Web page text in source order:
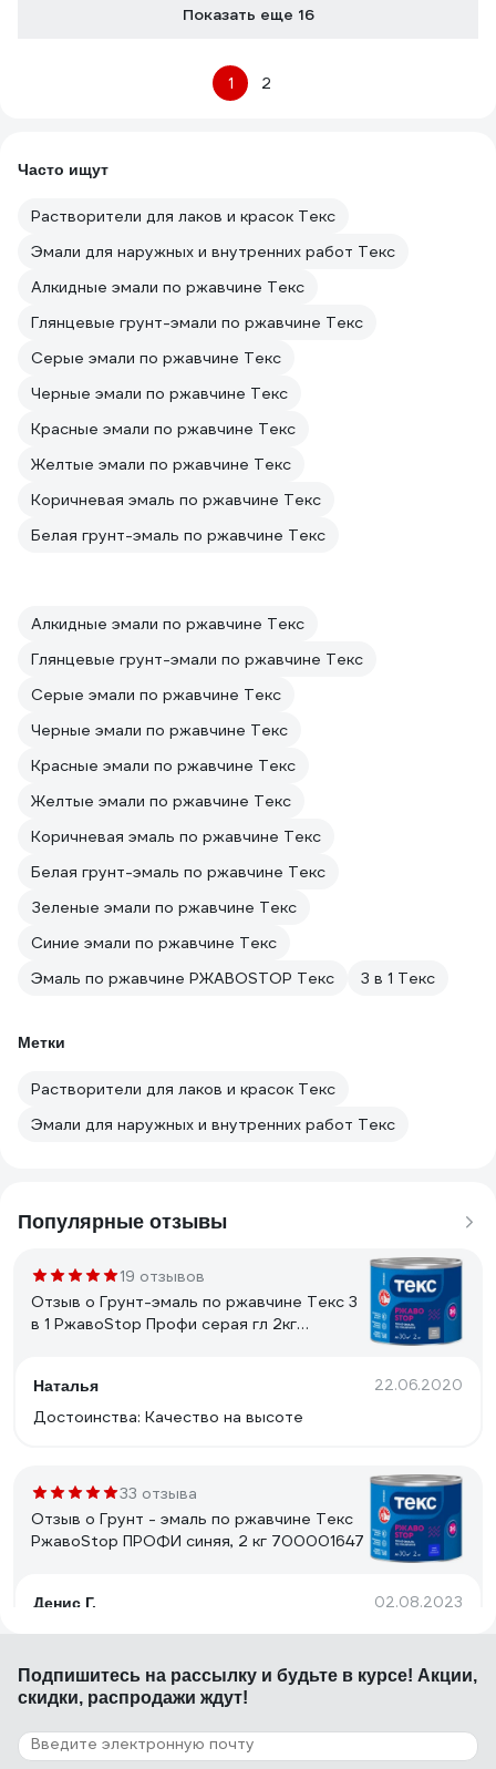
Показать еще 16
1 2
Часто ищут
Растворители для лаков и красок Текс
Эмали для наружных и внутренних работ Текс
Алкидные эмали по ржавчине Текс
Глянцевые грунт-эмали по ржавчине Текс
Серые эмали по ржавчине Текс
Черные эмали по ржавчине Текс
Красные эмали по ржавчине Текс
Желтые эмали по ржавчине Текс
Коричневая эмаль по ржавчине Текс
Белая грунт-эмаль по ржавчине Текс
Алкидные эмали по ржавчине Текс
Глянцевые грунт-эмали по ржавчине Текс
Серые эмали по ржавчине Текс
Черные эмали по ржавчине Текс
Красные эмали по ржавчине Текс
Желтые эмали по ржавчине Текс
Коричневая эмаль по ржавчине Текс
Белая грунт-эмаль по ржавчине Текс
Зеленые эмали по ржавчине Текс
Синие эмали по ржавчине Текс
Эмаль по ржавчине РЖАВОSTOP Текс
3 в 1 Текс
Метки
Растворители для лаков и красок Текс
Эмали для наружных и внутренних работ Текс
Популярные отзывы
19 отзывов
Отзыв о Грунт-эмаль по ржавчине Текс 3
в 1 РжавоStop Профи серая гл 2кг
Наталья 22.06.2020
Достоинства: Качество на высоте
33 отзыва
Отзыв о Грунт - эмаль по ржавчине Текс
РжавоStop ПРОФИ синяя, 2 кг 700001647
Денис Г. 02.08.2023
Хорошая эмаль, свежая по дате
12 отзывов
Отзыв о Грунт - эмаль по ржавчине Текс
РжавоStop ПРОФИ коричневая, 0.9 кг
Подпишитесь на рассылку и будьте в курсе! Акции,
скидки, распродажи ждут!